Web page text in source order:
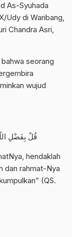
As-Syuhada
Udy di Waribang,
Chandra Asri,
seorang
wujud
ﻗُﻞْ ﺑِﻔَﻀْﻞِ
hendaklah
dan rahmat-Nya
(QS.